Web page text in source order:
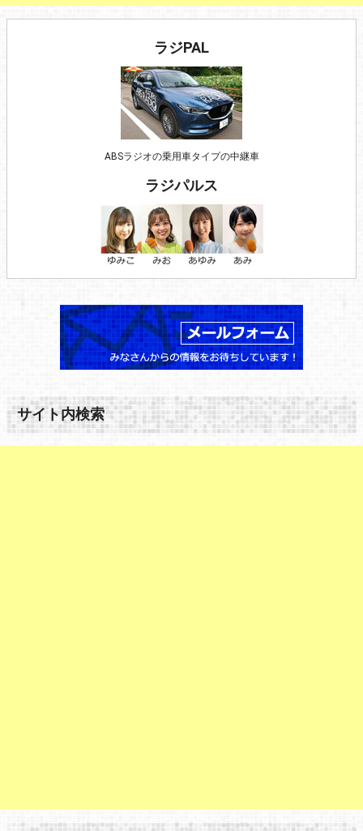
ラジPAL
ABSラジオの乗用車タイプの中継車
ラジパルス
サイト内検索